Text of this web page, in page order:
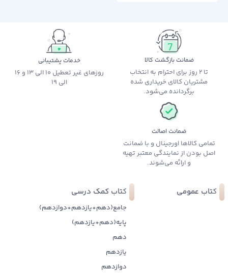
ضمانت بازگشت کالا
تا 2 روز برای احترام به انتخاب
مشتریان کالای خریداری شده
برگردانده می‌شود.
خدمات پشتیبانی
روزهای غیر تعطیل 10 الی 13 و 16
الی 19
ضمانت اصالت
تمامی کالاها اورجینال و با ضمانت
اصل بودن از نمایندگی معتبر تهیه
و ارائه می‌شوند.
کتاب عمومی کتاب کمک درسی
جامع(دهم+یازدهم+دوازدهم)
پایه(دهم+یازدهم)
دهم
یازدهم
دوازدهم